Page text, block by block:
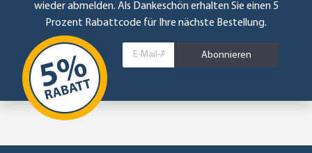
wieder abmelden. Als Dankeschön erhalten Sie einen 5
Prozent Rabattcode für Ihre nächste Bestellung.
Abonnieren